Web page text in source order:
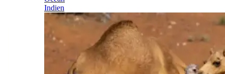
Indien